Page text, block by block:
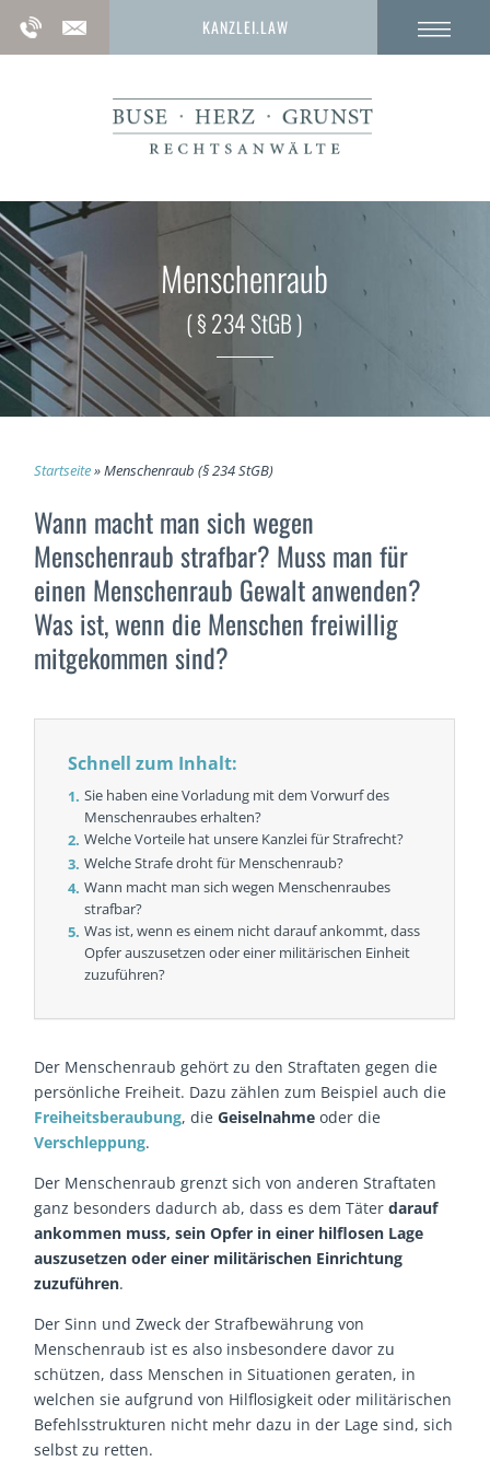
KANZLEI.LAW
Menschenraub
( § 234 StGB )
Startseite»Menschenraub (§ 234 StGB)
Wann macht man sich wegen
Menschenraub strafbar? Muss man für
einen Menschenraub Gewalt anwenden?
Was ist, wenn die Menschen freiwillig
mitgekommen sind?
Schnell zum Inhalt:
Sie haben eine Vorladung mit dem Vorwurf des
Menschenraubes erhalten?
Welche Vorteile hat unsere Kanzlei für Strafrecht?
Welche Strafe droht für Menschenraub?
Wann macht man sich wegen Menschenraubes
strafbar?
Was ist, wenn es einem nicht darauf ankommt, dass
Opfer auszusetzen oder einer militärischen Einheit
zuzuführen?
Der Menschenraub gehört zu den Straftaten gegen die
persönliche Freiheit. Dazu zählen zum Beispiel auch die
Freiheitsberaubung, dieGeiselnahme oder die
Verschleppung.
Der Menschenraub grenzt sich von anderen Straftaten
ganz besonders dadurch ab, dass es dem Täterdarauf
ankommen muss, sein Opfer in einer hilflosen Lage
auszusetzen oder einer militärischen Einrichtung
zuzuführen.
Der Sinn und Zweck der Strafbewährung von
Menschenraub ist es also insbesondere davor zu
schützen, dass Menschen in Situationen geraten, in
welchen sie aufgrund von Hilflosigkeit oder militärischen
Befehlsstrukturen nicht mehr dazu in der Lage sind, sich
selbst zu retten.